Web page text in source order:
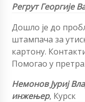
Регрут Георгије
Дошло је до
штампача за
картону.
Помогао у
Немонов Јуриј
инжењер, Курск